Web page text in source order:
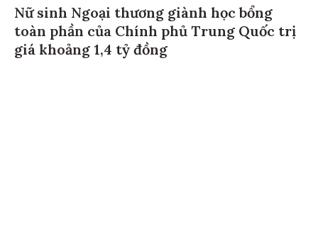
Nữ sinh Ngoại thương giành học bổng
toàn phần của Chính phủ Trung Quốc trị
giá khoảng 1,4 tỷ đồng